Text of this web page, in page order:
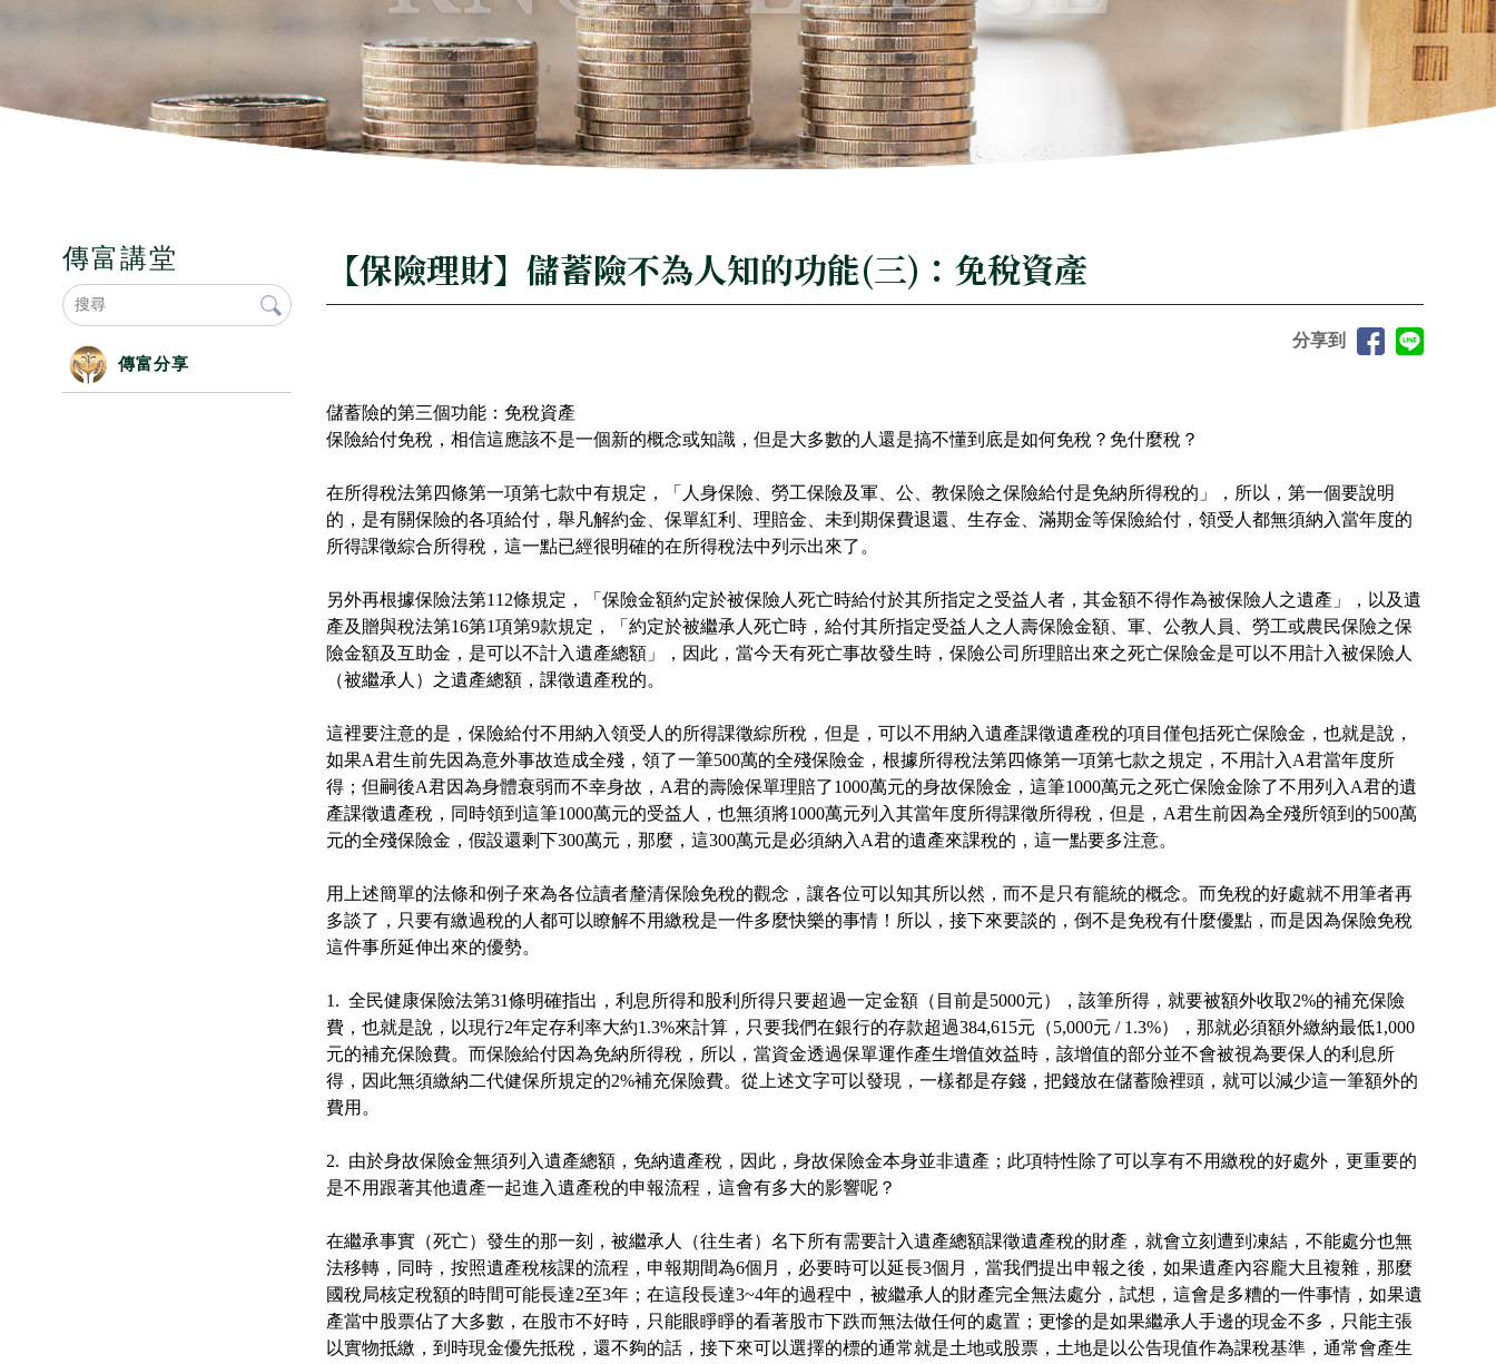
傳富講堂
傳富分享
【保險理財】儲蓄險不為人知的功能(三)：免稅資產
分享到
儲蓄險的第三個功能：免稅資產
保險給付免稅，相信這應該不是一個新的概念或知識，但是大多數的人還是搞不懂到底是如何免稅？免什麼稅？
在所得稅法第四條第一項第七款中有規定，「人身保險、勞工保險及軍、公、教保險之保險給付是免納所得稅的」，所以，第一個要說明
的，是有關保險的各項給付，舉凡解約金、保單紅利、理賠金、未到期保費退還、生存金、滿期金等保險給付，領受人都無須納入當年度的
所得課徵綜合所得稅，這一點已經很明確的在所得稅法中列示出來了。
另外再根據保險法第112條規定，「保險金額約定於被保險人死亡時給付於其所指定之受益人者，其金額不得作為被保險人之遺產」，以及遺
產及贈與稅法第16第1項第9款規定，「約定於被繼承人死亡時，給付其所指定受益人之人壽保險金額、軍、公教人員、勞工或農民保險之保
險金額及互助金，是可以不計入遺產總額」，因此，當今天有死亡事故發生時，保險公司所理賠出來之死亡保險金是可以不用計入被保險人
（被繼承人）之遺產總額，課徵遺產稅的。
這裡要注意的是，保險給付不用納入領受人的所得課徵綜所稅，但是，可以不用納入遺產課徵遺產稅的項目僅包括死亡保險金，也就是說，
如果A君生前先因為意外事故造成全殘，領了一筆500萬的全殘保險金，根據所得稅法第四條第一項第七款之規定，不用計入A君當年度所
得；但嗣後A君因為身體衰弱而不幸身故，A君的壽險保單理賠了1000萬元的身故保險金，這筆1000萬元之死亡保險金除了不用列入A君的遺
產課徵遺產稅，同時領到這筆1000萬元的受益人，也無須將1000萬元列入其當年度所得課徵所得稅，但是，A君生前因為全殘所領到的500萬
元的全殘保險金，假設還剩下300萬元，那麼，這300萬元是必須納入A君的遺產來課稅的，這一點要多注意。
用上述簡單的法條和例子來為各位讀者釐清保險免稅的觀念，讓各位可以知其所以然，而不是只有籠統的概念。而免稅的好處就不用筆者再
多談了，只要有繳過稅的人都可以瞭解不用繳稅是一件多麼快樂的事情！所以，接下來要談的，倒不是免稅有什麼優點，而是因為保險免稅
這件事所延伸出來的優勢。
1. 全民健康保險法第31條明確指出，利息所得和股利所得只要超過一定金額（目前是5000元），該筆所得，就要被額外收取2%的補充保險
費，也就是說，以現行2年定存利率大約1.3%來計算，只要我們在銀行的存款超過384,615元（5,000元 / 1.3%），那就必須額外繳納最低1,000
元的補充保險費。而保險給付因為免納所得稅，所以，當資金透過保單運作產生增值效益時，該增值的部分並不會被視為要保人的利息所
得，因此無須繳納二代健保所規定的2%補充保險費。從上述文字可以發現，一樣都是存錢，把錢放在儲蓄險裡頭，就可以減少這一筆額外的
費用。
2. 由於身故保險金無須列入遺產總額，免納遺產稅，因此，身故保險金本身並非遺產；此項特性除了可以享有不用繳稅的好處外，更重要的
是不用跟著其他遺產一起進入遺產稅的申報流程，這會有多大的影響呢？
在繼承事實（死亡）發生的那一刻，被繼承人（往生者）名下所有需要計入遺產總額課徵遺產稅的財產，就會立刻遭到凍結，不能處分也無
法移轉，同時，按照遺產稅核課的流程，申報期間為6個月，必要時可以延長3個月，當我們提出申報之後，如果遺產內容龐大且複雜，那麼
國稅局核定稅額的時間可能長達2至3年；在這段長達3~4年的過程中，被繼承人的財產完全無法處分，試想，這會是多糟的一件事情，如果遺
產當中股票佔了大多數，在股市不好時，只能眼睜睜的看著股市下跌而無法做任何的處置；更慘的是如果繼承人手邊的現金不多，只能主張
以實物抵繳，到時現金優先抵稅，還不夠的話，接下來可以選擇的標的通常就是土地或股票，土地是以公告現值作為課稅基準，通常會產生